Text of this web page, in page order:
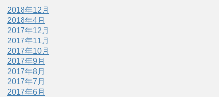
2018年12月
2018年4月
2017年12月
2017年11月
2017年10月
2017年9月
2017年8月
2017年7月
2017年6月